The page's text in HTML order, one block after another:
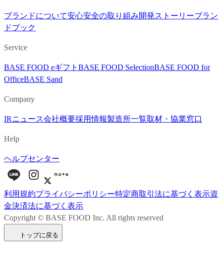
ブランドについて安心安全の取り組み開発ストーリーブラン
ドブック
Service
BASE FOOD eギフト BASE FOOD SelectionBASE FOOD for
OfficeBASE Sand
Company
IRニュース会社概要採用情報製造所一覧取材・協業窓口
Help
ヘルプセンター
利用規約プライバシーポリシー特定商取引法に基づく表示資
金決済法に基づく表示
Copyright © BASE FOOD Inc. All rights reserved
トップに戻る